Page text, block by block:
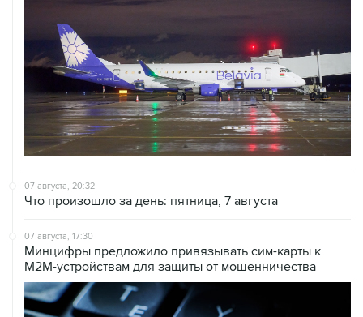
07 августа, 20:32
Что произошло за день: пятница, 7 августа
07 августа, 17:30
Минцифры предложило привязывать сим-карты к
M2M-устройствам для защиты от мошенничества